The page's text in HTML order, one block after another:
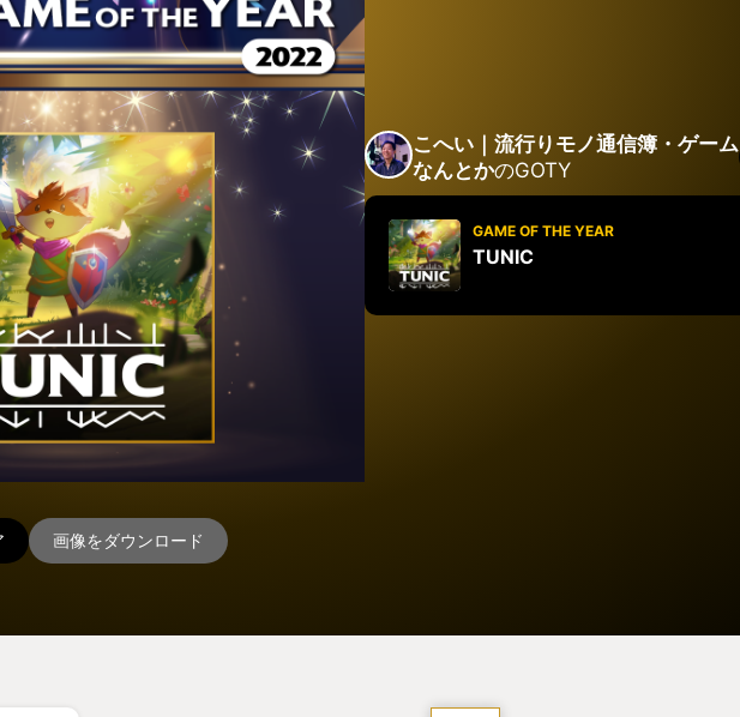
画像をダウンロード
こへい｜流行りモノ通信簿・ゲーム
なんとかのGOTY
GAME OF THE YEAR
TUNIC